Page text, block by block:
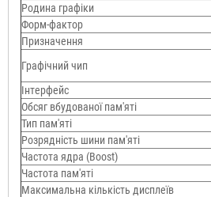
Родина графіки
Форм-фактор
Призначення
Графічний чип
Інтерфейс
Обсяг вбудованої пам'яті
Тип пам'яті
Розрядність шини пам'яті
Частота ядра (Boost)
Частота пам'яті
Максимальна кількість дисплеїв